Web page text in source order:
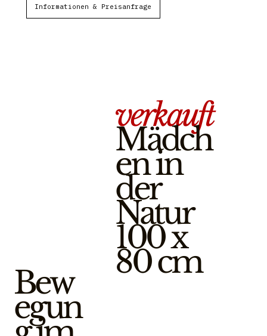
verkauft
Mädch
en in
der
Natur
100 x
80 cm
Bew
egun